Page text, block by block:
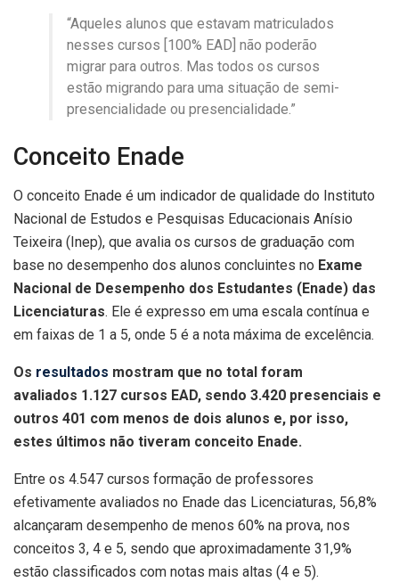
“Aqueles alunos que estavam matriculados
nesses cursos [100% EAD] não poderão
migrar para outros. Mas todos os cursos
estão migrando para uma situação de semi-
presencialidade ou presencialidade.”
Conceito Enade
O conceito Enade é um indicador de qualidade do Instituto
Nacional de Estudos e Pesquisas Educacionais Anísio
Teixeira (Inep), que avalia os cursos de graduação com
base no desempenho dos alunos concluintes no Exame
Nacional de Desempenho dos Estudantes (Enade) das
Licenciaturas. Ele é expresso em uma escala contínua e
em faixas de 1 a 5, onde 5 é a nota máxima de excelência.
Os resultados mostram que no total foram
avaliados 1.127 cursos EAD, sendo 3.420 presenciais e
outros 401 com menos de dois alunos e, por isso,
estes últimos não tiveram conceito Enade.
Entre os 4.547 cursos formação de professores
efetivamente avaliados no Enade das Licenciaturas, 56,8%
alcançaram desempenho de menos 60% na prova, nos
conceitos 3, 4 e 5, sendo que aproximadamente 31,9%
estão classificados com notas mais altas (4 e 5).